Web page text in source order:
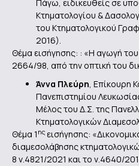
Πάγω, ειδικευθείς σε
Κτηματολογίου &
του Κτηματολογικού
2016).
Θέμα εισήγησης: : «Η αγωγή
2664/98, από την οπτική του
Άννα Πλεύρη, Επίκουρη
Πανεπιστημίου
Μέλος του Δ.Σ. της
Κτηματολογικών
Θέμα 1 ης εισήγησης:
διαμεσολάβησης
8 ν.4821/2021 και το ν.4640/